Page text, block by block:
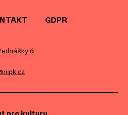
GDPR
či
pro kulturu